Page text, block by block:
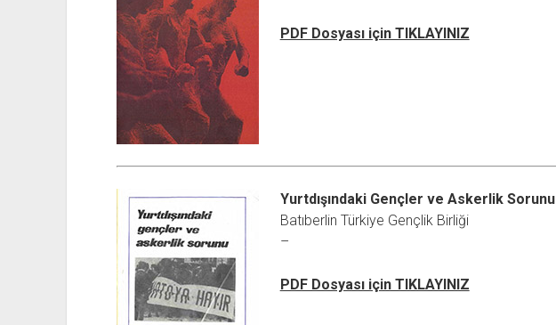
PDF Dosyası için TIKLAYINIZ
Yurtdışındaki Gençler ve Askerlik Sorunu
Batıberlin Türkiye Gençlik Birliği
–
PDF Dosyası için TIKLAYINIZ